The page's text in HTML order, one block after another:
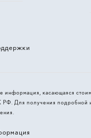
информация, касающаяся
Для получения подробной